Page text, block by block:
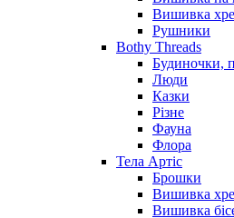
Вишивка
Рушники
Bothy Threads
Будиночки,
Люди
Казки
Різне
Фауна
Флора
Тела Артіс
Брошки
Вишивка
Вишивка